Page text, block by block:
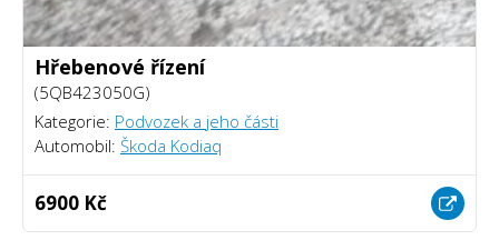
Hřebenové řízení
(5QB423050G)
Kategorie: Podvozek a jeho části
Automobil: Škoda Kodiaq
6900 Kč